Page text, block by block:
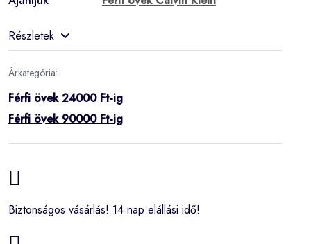
Részletek
Árkategória:
Férfi övek 24000 Ft-ig
Férfi övek 90000 Ft-ig
Biztonságos vásárlás! 14 nap elállási idő!